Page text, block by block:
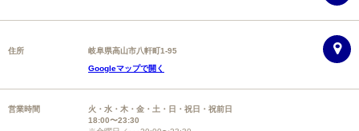
住所
岐阜県高山市八軒町1-95
Googleマップで開く
営業時間
火・水・木・金・土・日・祝日・祝前日
18:00〜23:30